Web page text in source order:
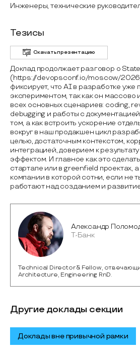
Инженеры, технические
Тезисы
Скачать презентацию
Доклад продолжает разговор о
(https://devopsconf.io/moscow/
фиксирует, что AI в разработке уже
экспериментом, так как он массово
всех основных сценариев: coding,
debugging и работы с
том, а как встроить ускорение
вокруг в наш продакшен цикл
целью, достаточным контекстом,
интеграцией, доверием к
эффектом. И главное как это
стартапе или в greenfield проектах,
компании в которой сотни, если не
работают над созданием и
Александр
Т-Банк
Technical Director & Fellow,
Architecture, Engineering RnD.
Другие доклады секции
Доклады вне привычной рамки